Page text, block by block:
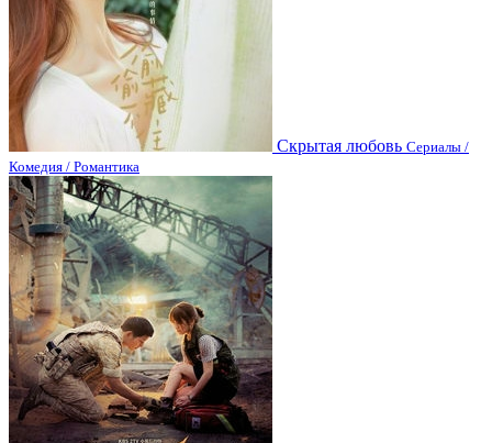
Скрытая любовь Сериалы /
Комедия / Романтика